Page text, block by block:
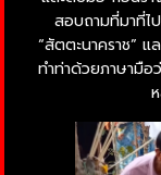
สอบถามที่มาที่ไ
“สัตตะนาคราช”
ทำท่าด้วยภาษามือ